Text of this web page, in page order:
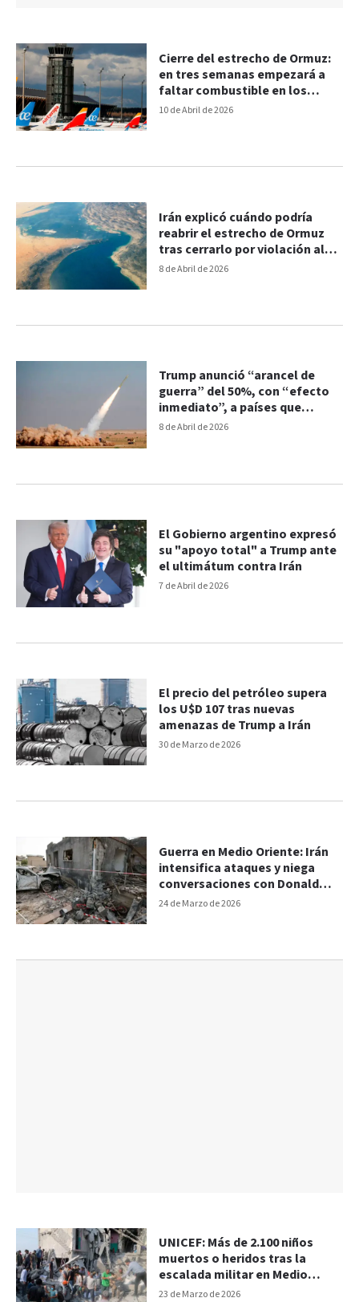
10 de Abril de 2026
Cierre del estrecho de Ormuz:
en tres semanas empezará a
faltar combustible en los
aeropuertos europeos
8 de Abril de 2026
Irán explicó cuándo podría
reabrir el estrecho de Ormuz
tras cerrarlo por violación al
alto el fuego
8 de Abril de 2026
Trump anunció “arancel de
guerra” del 50%, con “efecto
inmediato”, a países que
suministren armas a Irán
7 de Abril de 2026
El Gobierno argentino expresó
su "apoyo total" a Trump ante
el ultimátum contra Irán
30 de Marzo de 2026
El precio del petróleo supera
los U$D 107 tras nuevas
amenazas de Trump a Irán
24 de Marzo de 2026
Guerra en Medio Oriente: Irán
intensifica ataques y niega
conversaciones con Donald
Trump
23 de Marzo de 2026
UNICEF: Más de 2.100 niños
muertos o heridos tras la
escalada militar en Medio
Oriente